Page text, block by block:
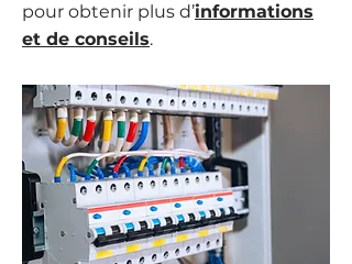
pour obtenir plus d’informations
et de conseils.